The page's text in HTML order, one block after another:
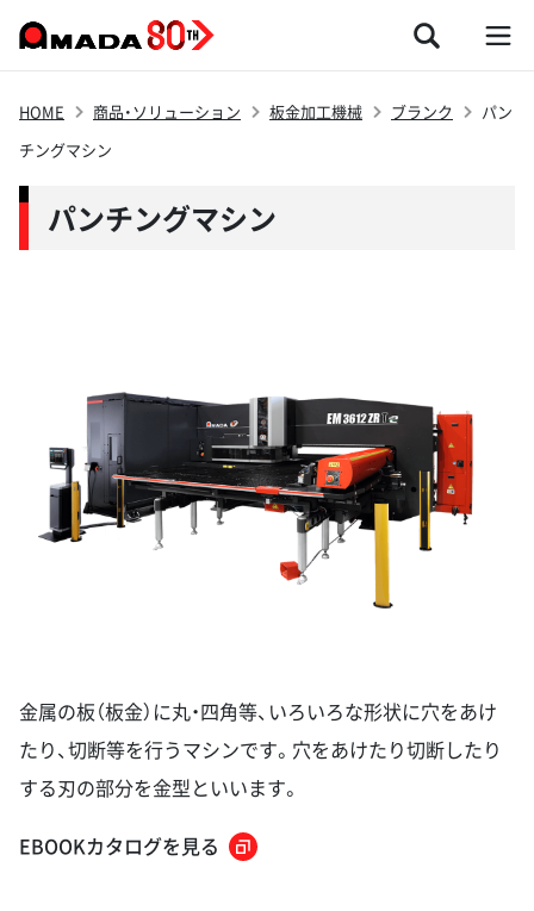
HOME 商品・ソリューション 板金加工機械 ブランク
パン
チングマシン
パンチングマシン
金属の板（板金）に丸・四角等、いろいろな形状に穴をあけ
たり、切断等を行うマシンです。穴をあけたり切断したり
する刃の部分を金型といいます。
EBOOKカタログを見る